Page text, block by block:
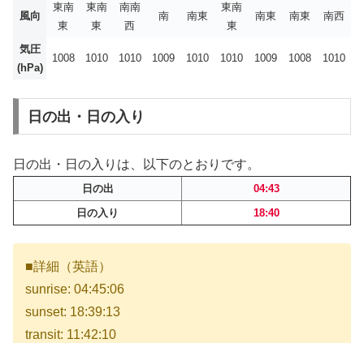
風向
東南
東
東南
東
南南
西
南 南東
東南
東
南東 南東 南西
気圧
(hPa)
1008 1010 1010 1009 1010 1010 1009 1008 1010
日の出・日の入り
日の出・日の入りは、以下のとおりです。
日の出
04:43
日の入り
18:40
■詳細（英語）
sunrise: 04:45:06
sunset: 18:39:13
transit: 11:42:10